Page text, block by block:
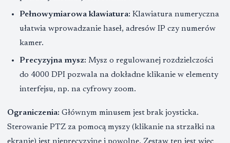
Pełnowymiarowa klawiatura: Klawiatura numeryczna
ułatwia wprowadzanie haseł, adresów IP czy numerów
kamer.
Precyzyjna mysz: Mysz o regulowanej rozdzielczości
do 4000 DPI pozwala na dokładne klikanie w elementy
interfejsu, np. na cyfrowy zoom.
Ograniczenia: Głównym minusem jest brak joysticka.
Sterowanie PTZ za pomocą myszy (klikanie na strzałki na